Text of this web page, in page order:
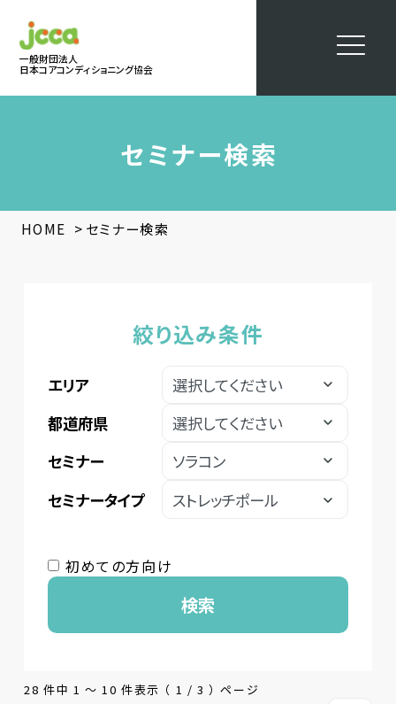
一般財団法人
日本コアコンディショニング協会
セミナー検索
HOME > セミナー検索
絞り込み条件
エリア
都道府県
セミナー
セミナータイプ
初めての方向け
検索
28 件中 1 〜 10 件表示 （ 1 / 3 ） ページ